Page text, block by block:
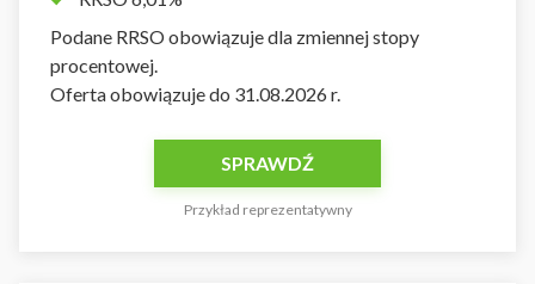
Podane RRSO obowiązuje dla zmiennej stopy
procentowej.
Oferta obowiązuje do 31.08.2026 r.
SPRAWDŹ
Przykład reprezentatywny